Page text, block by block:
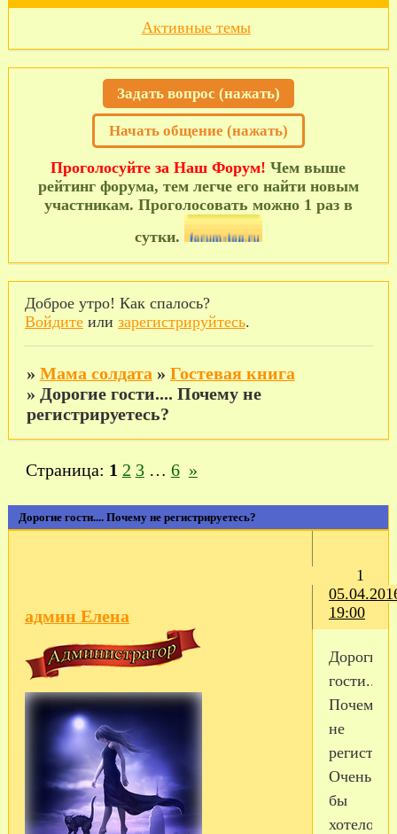
Активные темы
Задать вопрос (нажать)
Начать общение (нажать)
Проголосуйте за Наш Форум! Чем выше
рейтинг форума, тем легче его найти новым
участникам. Проголосовать можно 1 раз в
сутки.
Доброе утро! Как спалось?
Войдитеили зарегистрируйтесь.
» Мама солдата » Гостевая книга
» Дорогие гости.... Почему не
регистрируетесь?
Дорогие гости.... Почему не регистрируетесь?
Страница: 1 2 3 … 6 »
1
19:00
админ Елена
Дорогие
гости....
Почему
не
Очень
бы
хотелось